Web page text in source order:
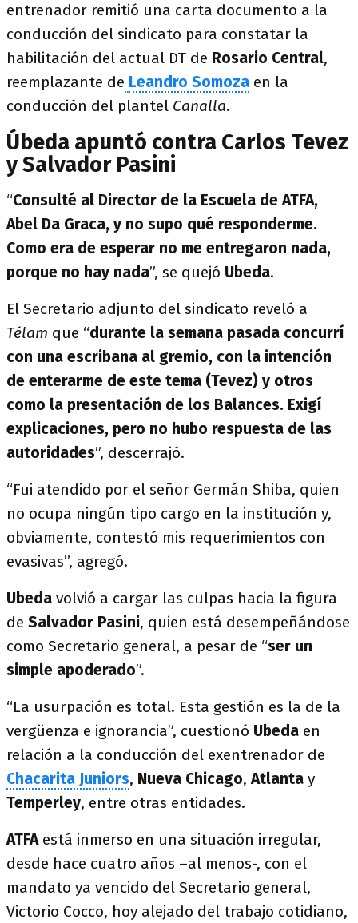
entrenador remitió una carta documento a la
conducción del sindicato para constatar la
habilitación del actual DT de Rosario Central,
reemplazante de Leandro Somoza en la
conducción del plantel Canalla.
Úbeda apuntó contra Carlos Tevez
y Salvador Pasini
“Consulté al Director de la Escuela de ATFA,
Abel Da Graca, y no supo qué responderme.
Como era de esperar no me entregaron nada,
porque no hay nada”, se quejó Ubeda.
El Secretario adjunto del sindicato reveló a
Télam que “durante la semana pasada concurrí
con una escribana al gremio, con la intención
de enterarme de este tema (Tevez) y otros
como la presentación de los Balances. Exigí
explicaciones, pero no hubo respuesta de las
autoridades”, descerrajó.
“Fui atendido por el señor Germán Shiba, quien
no ocupa ningún tipo cargo en la institución y,
obviamente, contestó mis requerimientos con
evasivas”, agregó.
Ubeda volvió a cargar las culpas hacia la figura
de Salvador Pasini, quien está desempeñándose
como Secretario general, a pesar de “ser un
simple apoderado”.
“La usurpación es total. Esta gestión es la de la
vergüenza e ignorancia”, cuestionó Ubeda en
relación a la conducción del exentrenador de
Chacarita Juniors, Nueva Chicago,Atlanta y
Temperley, entre otras entidades.
ATFA está inmerso en una situación irregular,
desde hace cuatro años –al menos-, con el
mandato ya vencido del Secretario general,
Victorio Cocco, hoy alejado del trabajo cotidiano,